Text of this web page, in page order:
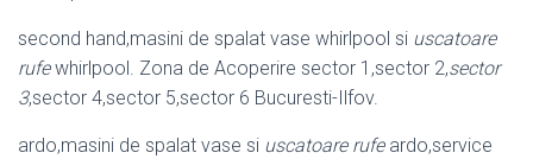
second hand,masini de spalat vase whirlpool si uscatoare
rufewhirlpool. Zona de Acoperire sector 1,sector 2,sector
3,sector 4,sector 5,sector 6 Bucuresti-Ilfov.
ardo,masini de spalat vase si uscatoare rufeardo,service